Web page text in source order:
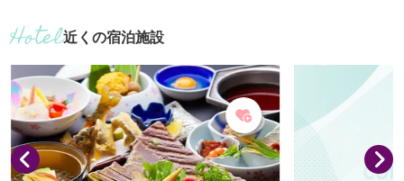
の人気メニュー。にんにく臭さが次の日
に残らないのは企業秘密で。店主一人で
切り盛りするので少し待つことも。そん
なゆったりとした時間もこのお店の醍醐
味です。 おすすめ 餃子 400円 ※定休
日 火曜日 メニューなどの詳細はＵＲＬ
をご確認ください。
げたふっくら柔
すすめ 湯むし
き 2,900円 ５
たれ、炭火で焼
仕入れ、当日分だ
休 メニュー...
近くの宿泊施設